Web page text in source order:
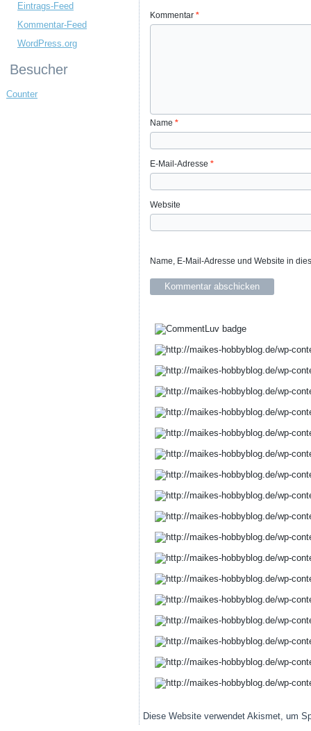
Eintrags-Feed
Kommentar-Feed
WordPress.org
Besucher
Counter
Kommentar *
Name *
E-Mail-Adresse *
Website
Name, E-Mail-Adresse und Website in
Diese Website verwendet Akismet, um